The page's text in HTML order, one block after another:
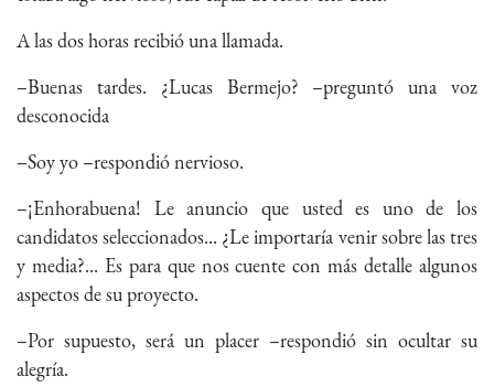
A las dos horas recibió una llamada.
–Buenas tardes. ¿Lucas Bermejo? –preguntó una voz
desconocida
–Soy yo –respondió nervioso.
–¡Enhorabuena! Le anuncio que usted es uno de los
candidatos seleccionados... ¿Le importaría venir sobre las tres
y media?... Es para que nos cuente con más detalle algunos
aspectos de su proyecto.
–Por supuesto, será un placer –respondió sin ocultar su
alegría.